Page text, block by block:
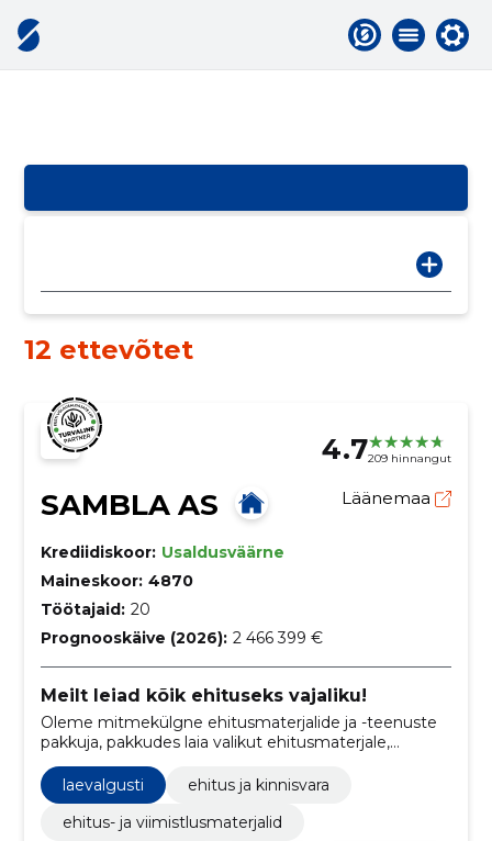
12 ettevõtet
4.7209 hinnangut
SAMBLA AS Läänemaa
Krediidiskoor: Usaldusväärne
Maineskoor: 4870
Töötajaid: 20
Prognooskäive (2026): 2 466 399 €
Meilt leiad kõik ehituseks vajaliku!
Oleme mitmekülgne ehitusmaterjalide ja -teenuste
pakkuja, pakkudes laia valikut ehitusmaterjale,
tööriistu, valgustuslahendusi ning kaitsevahendeid.
laevalgusti
ehitus ja kinnisvara
ehitus- ja viimistlusmaterjalid